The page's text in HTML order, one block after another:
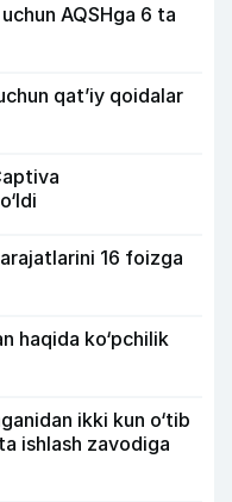
AQSHga 6 ta
qat’iy qoidalar
16 foizga
haqida ko‘pchilik
ikki kun o‘tib
ishlash zavodiga